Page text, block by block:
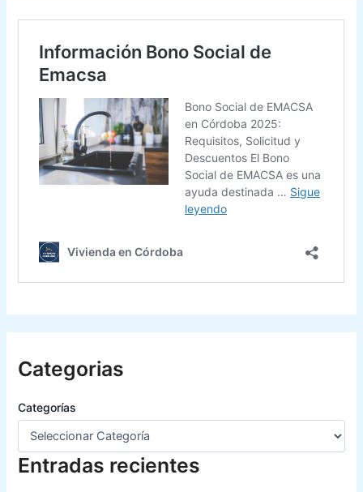
Categorias
Categorías
Entradas recientes